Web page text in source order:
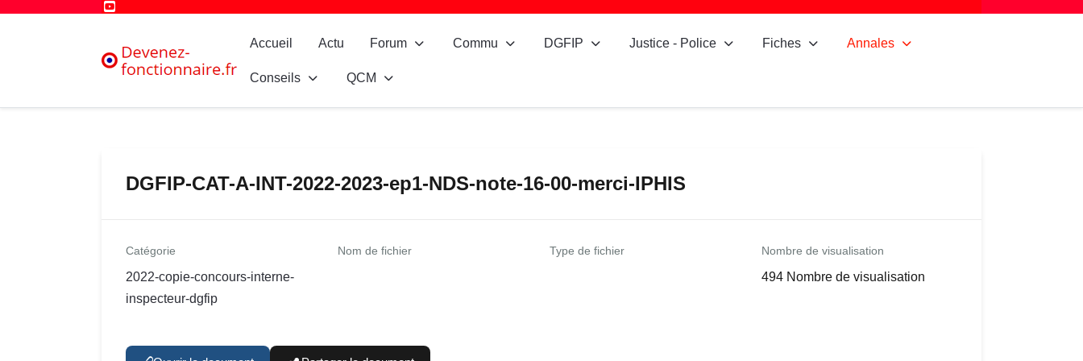
Accueil Actu Forum Commu DGFIP Justice - Police Fiches Annales
Conseils QCM
DGFIP-CAT-A-INT-2022-2023-ep1-NDS-note-16-00-merci-IPHIS
Catégorie
2022-copie-concours-interne-
inspecteur-dgfip
Nom de fichier Type de fichier Nombre de visualisation
494 Nombre de visualisation